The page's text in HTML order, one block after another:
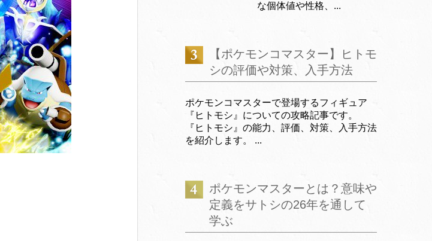
な個体値や性格、...
【ポケモンコマスター】ヒトモ
シの評価や対策、入手方法
ポケモンコマスターで登場するフィギュア
『ヒトモシ』についての攻略記事です。
『ヒトモシ』の能力、評価、対策、入手方法
を紹介します。 ...
ポケモンマスターとは？意味や
定義をサトシの26年を通して
学ぶ